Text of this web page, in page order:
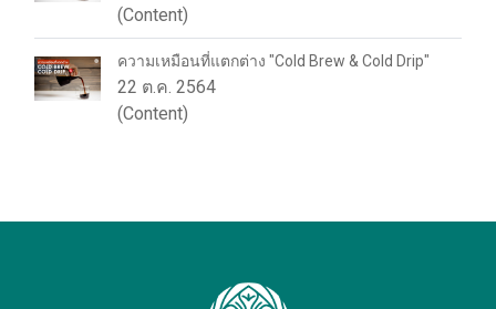
(Content)
ความเหมือนที่แตกต่าง "Cold Brew & Cold Drip"
22 ต.ค. 2564
(Content)